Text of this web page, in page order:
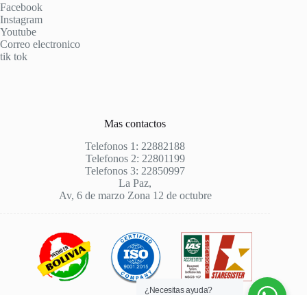
Facebook
Instagram
Youtube
Correo electronico
tik tok
Mas contactos
Telefonos 1: 22882188
Telefonos 2: 22801199
Telefonos 3: 22850997
La Paz,
Av, 6 de marzo Zona 12 de octubre
¿Necesitas ayuda?